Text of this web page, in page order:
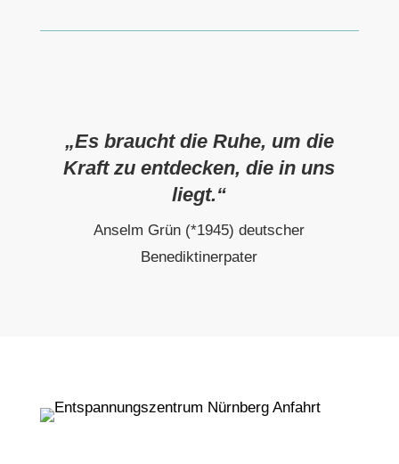
„Es braucht die Ruhe, um die
Kraft zu entdecken, die in uns
liegt.“
Anselm Grün (*1945) deutscher
Benediktinerpater